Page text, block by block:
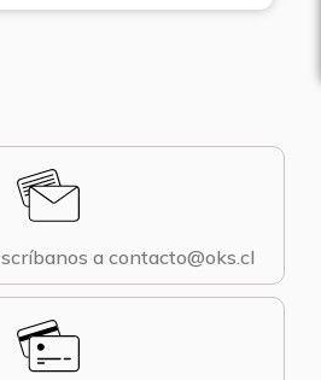
a contacto@oks.cl